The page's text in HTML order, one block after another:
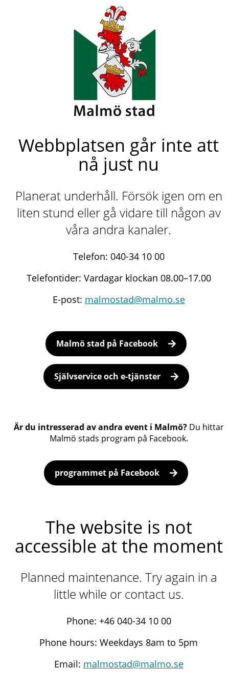
Webbplatsen går inte att
nå just nu
Planerat underhåll. Försök igen om en
liten stund eller gå vidare till någon av
våra andra kanaler.
Telefon: 040-34 10 00
Telefontider: Vardagar klockan 08.00–17.00
E-post: malmostad@malmo.se
Malmö stad på Facebook
Självservice och e-tjänster
Är du intresserad av andra event i Malmö?Du hittar
Malmö stads program på Facebook.
programmet på Facebook
The website is not
accessible at the moment
Planned maintenance. Try again in a
little while or contact us.
Phone: +46 040-34 10 00
Phone hours: Weekdays 8am to 5pm
Email: malmostad@malmo.se